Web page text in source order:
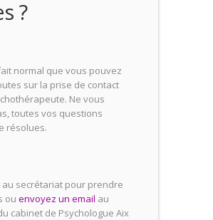
?
normal que vous pouvez
sur la prise de contact
Ne vous
toutes vos questions
résolues.
au secrétariat pour prendre
ou envoyez un email au
cabinet de Psychologue Aix